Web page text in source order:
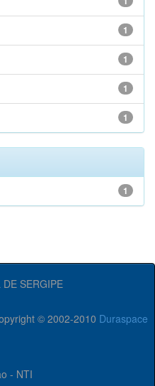
1
1
1
1
1
DE SERGIPE
© 2002-2010 Duraspace
- NTI